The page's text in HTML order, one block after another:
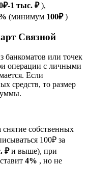
1 тыс. ₽),
(минимум 100₽)
Связной
банкоматов или точек
операции с личными
Если
средств, то размер
собственных
100₽ за
₽и выше), при
4% , но не